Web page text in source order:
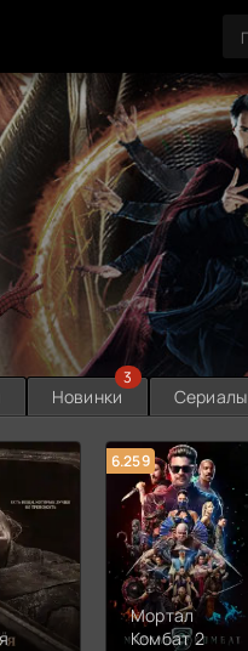
Новинки
3
Сериалы
6.259
Мортал
Комбат 2